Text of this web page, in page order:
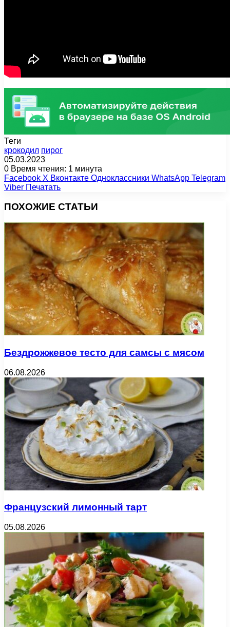
Теги
крокодил пирог
05.03.2023
0 Время чтения: 1 минута
Facebook X Вконтакте Одноклассники WhatsApp Telegram
Viber Печатать
ПОХОЖИЕ СТАТЬИ
Бездрожжевое тесто для самсы с мясом
06.08.2026
Французский лимонный тарт
05.08.2026